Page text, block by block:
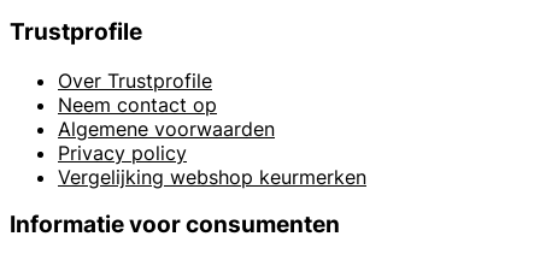
Trustprofile
Over Trustprofile
Neem contact op
Algemene voorwaarden
Privacy policy
Vergelijking webshop keurmerken
Informatie voor consumenten